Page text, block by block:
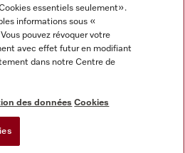
essentiels seulement».
informations sous «
pouvez révoquer votre
avec effet futur en modifiant
dans notre Centre de
des données Cookies